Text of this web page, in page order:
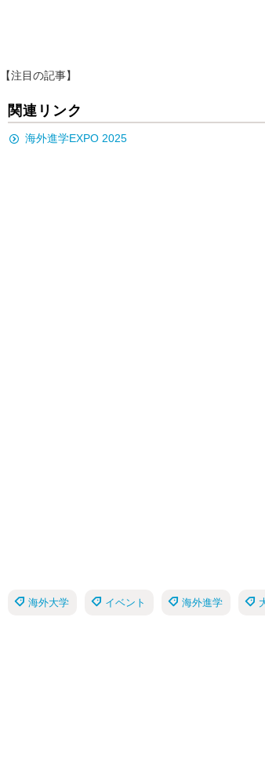
【注目の記事】
関連リンク
海外進学EXPO 2025
海外大学 イベント 海外進学